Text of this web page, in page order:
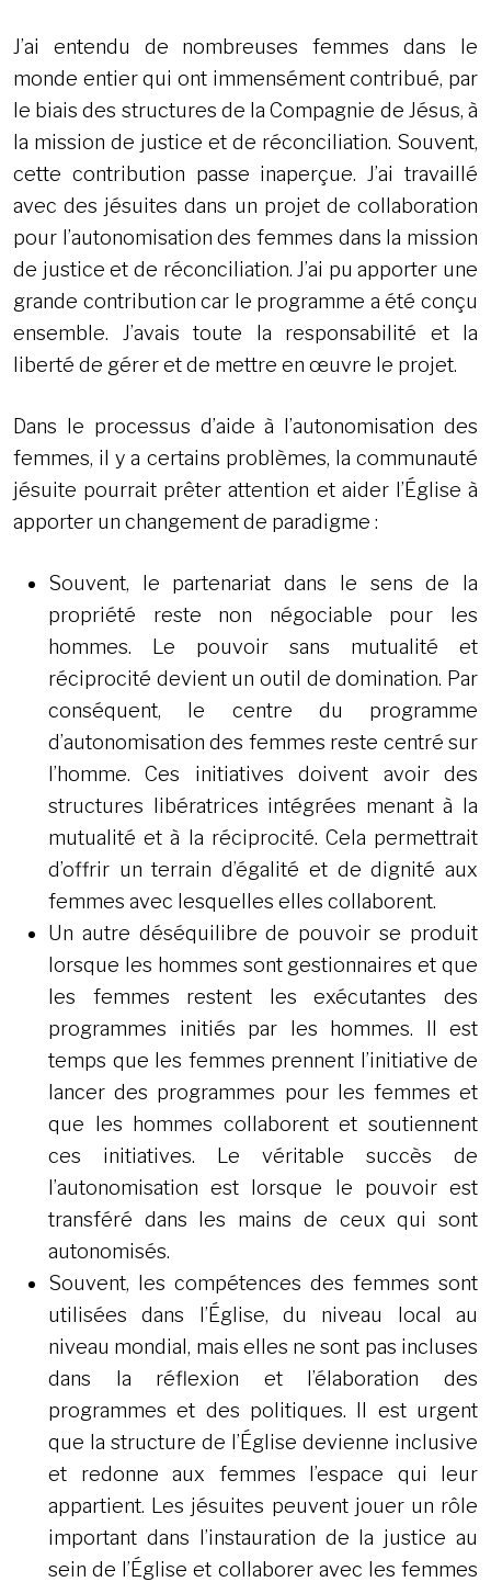
J’ai entendu de nombreuses femmes dans le
monde entier qui ont immensément contribué, par
le biais des structures de la Compagnie de Jésus, à
la mission de justice et de réconciliation. Souvent,
cette contribution passe inaperçue. J’ai travaillé
avec des jésuites dans un projet de collaboration
pour l’autonomisation des femmes dans la mission
de justice et de réconciliation. J’ai pu apporter une
grande contribution car le programme a été conçu
ensemble. J’avais toute la responsabilité et la
liberté de gérer et de mettre en œuvre le projet.
Dans le processus d’aide à l’autonomisation des
femmes, il y a certains problèmes, la communauté
jésuite pourrait prêter attention et aider l’Église à
apporter un changement de paradigme :
Souvent, le partenariat dans le sens de la
propriété reste non négociable pour les
hommes. Le pouvoir sans mutualité et
réciprocité devient un outil de domination. Par
conséquent, le centre du programme
d’autonomisation des femmes reste centré sur
l’homme. Ces initiatives doivent avoir des
structures libératrices intégrées menant à la
mutualité et à la réciprocité. Cela permettrait
d’offrir un terrain d’égalité et de dignité aux
femmes avec lesquelles elles collaborent.
Un autre déséquilibre de pouvoir se produit
lorsque les hommes sont gestionnaires et que
les femmes restent les exécutantes des
programmes initiés par les hommes. Il est
temps que les femmes prennent l’initiative de
lancer des programmes pour les femmes et
que les hommes collaborent et soutiennent
ces initiatives. Le véritable succès de
l’autonomisation est lorsque le pouvoir est
transféré dans les mains de ceux qui sont
autonomisés.
Souvent, les compétences des femmes sont
utilisées dans l’Église, du niveau local au
niveau mondial, mais elles ne sont pas incluses
dans la réflexion et l’élaboration des
programmes et des politiques. Il est urgent
que la structure de l’Église devienne inclusive
et redonne aux femmes l’espace qui leur
appartient. Les jésuites peuvent jouer un rôle
important dans l’instauration de la justice au
sein de l’Église et collaborer avec les femmes